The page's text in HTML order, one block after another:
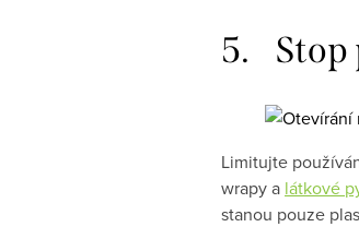
5. Stop
Limitujte
wrapy a látkové
stanou pouze